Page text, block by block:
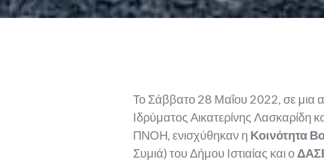
Το Σάββατο 28 Μαΐου 2022, σε μια
Ιδρύματος Αικατερίνης Λασκαρίδη
ΠΝΟΗ, ενισχύθηκαν η Κοινότητα
Συμιά) του Δήμου Ιστιαίας και ο